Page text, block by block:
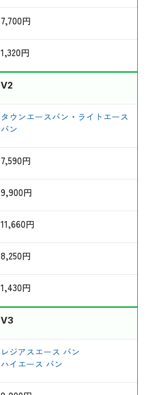
7,700円
1,320円
V2
タウンエースバン・ライトエース
バン
7,590円
9,900円
11,660円
8,250円
1,430円
V3
レジアスエース バン
ハイエース バン